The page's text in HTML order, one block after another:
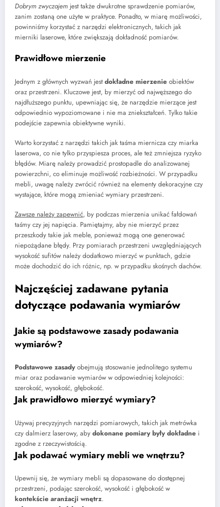
Dobrym zwyczajem jest także dwukrotne sprawdzenie pomiarów,
zanim zostaną one użyte w praktyce. Ponadto, w miarę możliwości,
powinniśmy korzystać z narzędzi elektronicznych, takich jak
mierniki laserowe, które zwiększają dokładność pomiarów.
Prawidłowe mierzenie
Jednym z głównych wyzwań jestdokładne mierzenie obiektów
oraz przestrzeni. Kluczowe jest, by mierzyć od najwęższego do
najdłuższego punktu, upewniając się, że narzędzie mierzące jest
odpowiednio wypoziomowane i nie ma zniekształceń. Tylko takie
podejście zapewnia obiektywne wyniki.
Warto korzystać z narzędzi takich jak taśma miernicza czy miarka
laserowa, co nie tylko przyspiesza proces, ale też zmniejsza ryzyko
błędów. Miarę należy prowadzić prostopadle do analizowanej
powierzchni, co eliminuje możliwość rozbieżności. W przypadku
mebli, uwagę należy zwrócić również na elementy dekoracyjne czy
wystające, które mogą zmieniać wymiary przestrzeni.
Zawsze należy zapewnić, by podczas mierzenia unikać fałdowań
taśmy czy jej napięcia. Pamiętajmy, aby nie mierzyć przez
przeszkody takie jak meble, ponieważ mogą one generować
niepożądane błędy. Przy pomiarach przestrzeni uwzględniających
wysokość sufitów należy dodatkowo mierzyć w punktach, gdzie
może dochodzić do ich różnic, np. w przypadku skośnych dachów.
Najczęściej zadawane pytania
dotyczące podawania wymiarów
Jakie są podstawowe zasady podawania
wymiarów?
Podstawowe zasady obejmują stosowanie jednolitego systemu
miar oraz podawanie wymiarów w odpowiedniej kolejności:
szerokość, wysokość, głębokość.
Jak prawidłowo mierzyć wymiary?
Używaj precyzyjnych narzędzi pomiarowych, takich jak metrówka
czy dalmierz laserowy, aby dokonane pomiary były dokładne i
zgodne z rzeczywistością.
Jak podawać wymiary mebli we wnętrzu?
Upewnij się, że wymiary mebli są dopasowane do dostępnej
przestrzeni, podając szerokość, wysokość i głębokość w
kontekście aranżacji wnętrz.